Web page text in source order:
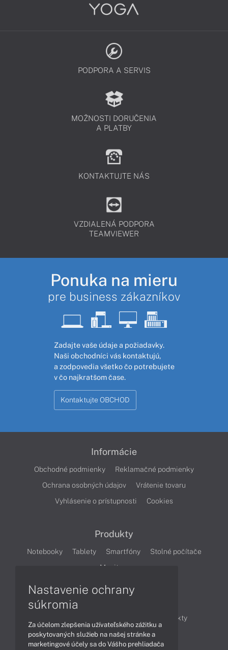
PODPORA A SERVIS
MOŽNOSTI DORUČENIA
A PLATBY
KONTAKTUJTE NÁS
VZDIALENÁ PODPORA
TEAMVIEWER
Ponuka na mieru
pre business zákazníkov
Zadajte vaše údaje a požiadavky.
Naši obchodníci vás kontaktujú,
a zodpovedia všetko čo potrebujete
v čo najkratšom čase.
Kontaktujte OBCHOD
Informácie
Obchodné podmienky
Reklamačné podmienky
Ochrana osobných údajov
Vrátenie tovaru
Vyhlásenie o prístupnosti
Cookies
Produkty
Notebooky Tablety Smartfóny
Stolné počítače
Monitory
Produkty
Technológie
Videá
Nastavenie ochrany
súkromia
Za účelom zlepšenia užívateľského zážitku a
poskytovaných služieb na našej stránke a
marketingové účely sa do Vášho prehliadača